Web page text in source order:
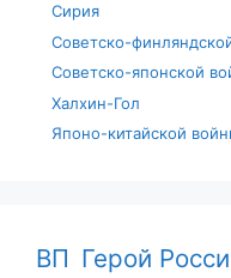
Сирия
Советско-
Советско-японской
Халхин-Гол
Японо-китайской
ВП Герой